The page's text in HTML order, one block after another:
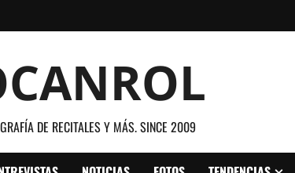
DE RECITALES Y MÁS. SINCE 2009